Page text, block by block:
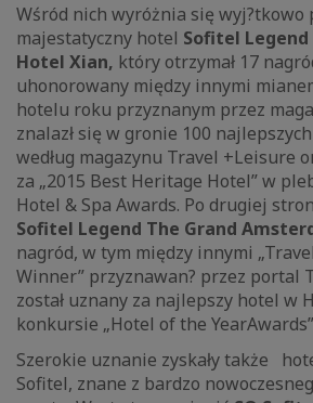
Wśród nich wyróżnia się wyj?tkowo
majestatyczny hotel Sofitel Legend
Hotel Xian, który otrzymał 17
uhonorowany między innymi
hotelu roku przyznanym przez
znalazł się w gronie 100
według magazynu Travel +Leisure
za „2015 Best Heritage Hotel” w
Hotel & Spa Awards. Po drugiej
Sofitel Legend The Grand
nagród, w tym między innymi
Winner” przyznawan? przez portal
został uznany za najlepszy hotel w
konkursie „Hotel of the
Szerokie uznanie zyskały także
Sofitel, znane z bardzo